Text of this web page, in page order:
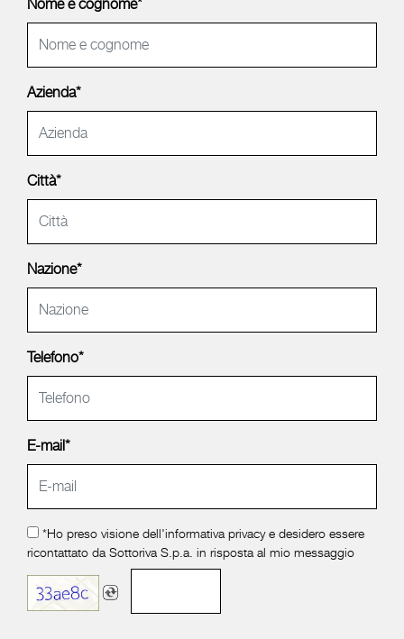
Nome e cognome*
Azienda*
Città*
Nazione*
Telefono*
E-mail*
*Ho preso visione dell'informativa privacye desidero essere
ricontattato da Sottoriva S.p.a. in risposta al mio messaggio